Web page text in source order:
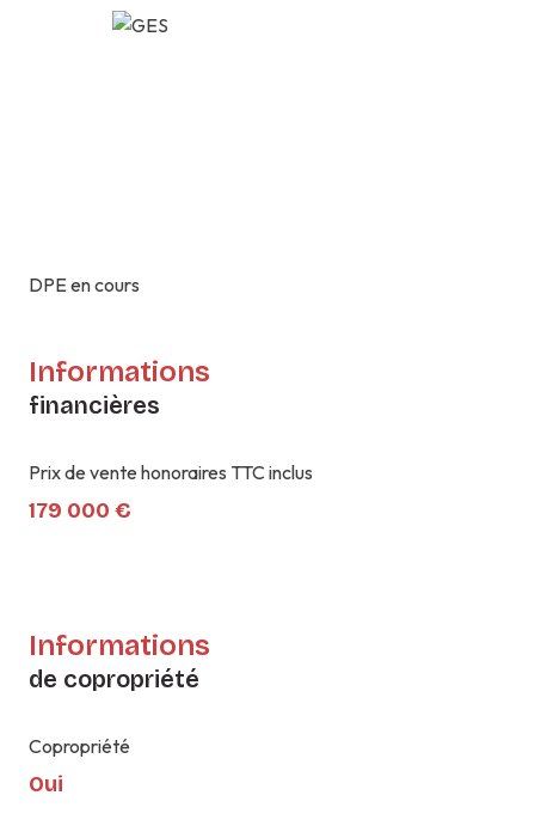
DPE en cours
Informations
financières
Prix de vente honoraires TTC inclus
179 000 €
Informations
de copropriété
Copropriété
Oui